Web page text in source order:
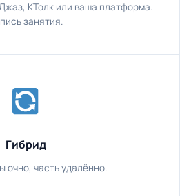
КТолк или ваша платформа.
занятия.
Гибрид
очно, часть удалённо.